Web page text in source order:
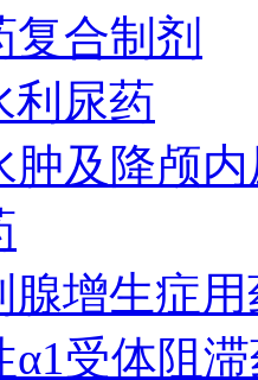
复合制剂
利尿药
肿及降颅
腺增生症
α1受体阻